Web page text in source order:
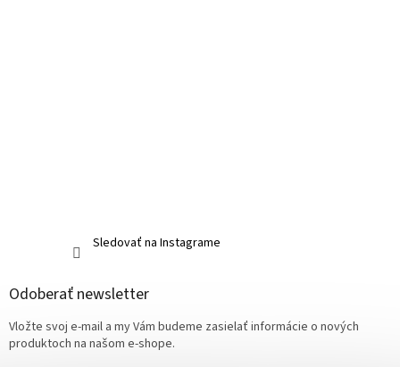
Sledovať na Instagrame
Odoberať newsletter
Vložte svoj e-mail a my Vám budeme zasielať informácie o nových
produktoch na našom e-shope.